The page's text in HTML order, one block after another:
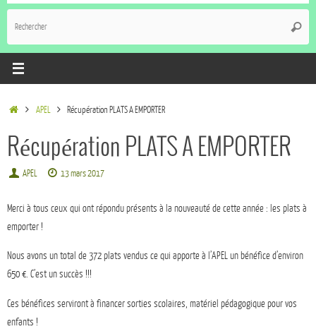
APEL Récupération PLATS A EMPORTER
Récupération PLATS A EMPORTER
APEL 13 mars 2017
Merci à tous ceux qui ont répondu présents à la nouveauté de cette année : les plats à
emporter !
Nous avons un total de 372 plats vendus ce qui apporte à l’APEL un bénéfice d’environ
650 €. C’est un succès !!!
Ces bénéfices serviront à financer sorties scolaires, matériel pédagogique pour vos
enfants !